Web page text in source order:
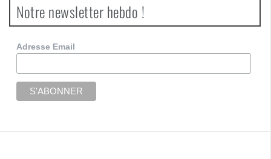
Notre newsletter hebdo !
Adresse Email